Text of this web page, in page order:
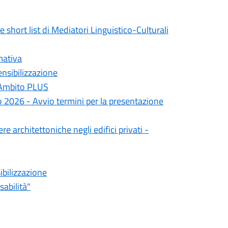
short list di Mediatori Linguistico-Culturali
PLUS
2026 - Avvio termini per la presentazione
architettoniche negli edifici privati -